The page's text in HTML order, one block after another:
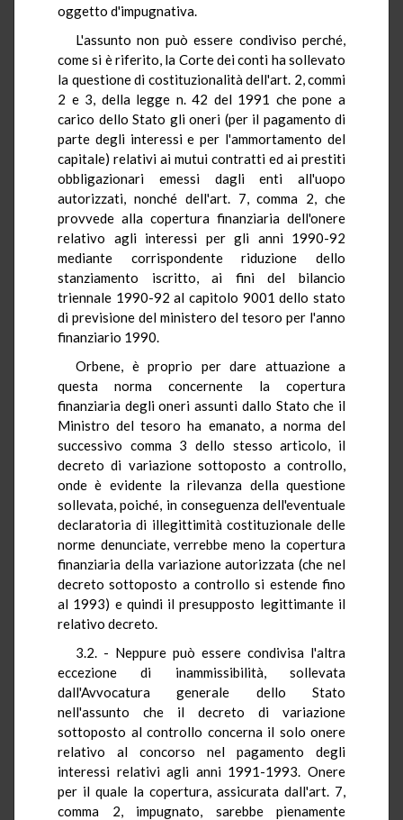
oggetto d'impugnativa.
L'assunto non può essere condiviso perché,
come si è riferito, la Corte dei conti ha sollevato
la questione di costituzionalità dell'art. 2, commi
2 e 3, della legge n. 42 del 1991 che pone a
carico dello Stato gli oneri (per il pagamento di
parte degli interessi e per l'ammortamento del
capitale) relativi ai mutui contratti ed ai prestiti
obbligazionari emessi dagli enti all'uopo
autorizzati, nonché dell'art. 7, comma 2, che
provvede alla copertura finanziaria dell'onere
relativo agli interessi per gli anni 1990-92
mediante corrispondente riduzione dello
stanziamento iscritto, ai fini del bilancio
triennale 1990-92 al capitolo 9001 dello stato
di previsione del ministero del tesoro per l'anno
finanziario 1990.
Orbene, è proprio per dare attuazione a
questa norma concernente la copertura
finanziaria degli oneri assunti dallo Stato che il
Ministro del tesoro ha emanato, a norma del
successivo comma 3 dello stesso articolo, il
decreto di variazione sottoposto a controllo,
onde è evidente la rilevanza della questione
sollevata, poiché, in conseguenza dell'eventuale
declaratoria di illegittimità costituzionale delle
norme denunciate, verrebbe meno la copertura
finanziaria della variazione autorizzata (che nel
decreto sottoposto a controllo si estende fino
al 1993) e quindi il presupposto legittimante il
relativo decreto.
3.2. - Neppure può essere condivisa l'altra
eccezione di inammissibilità, sollevata
dall'Avvocatura generale dello Stato
nell'assunto che il decreto di variazione
sottoposto al controllo concerna il solo onere
relativo al concorso nel pagamento degli
interessi relativi agli anni 1991-1993. Onere
per il quale la copertura, assicurata dall'art. 7,
comma 2, impugnato, sarebbe pienamente